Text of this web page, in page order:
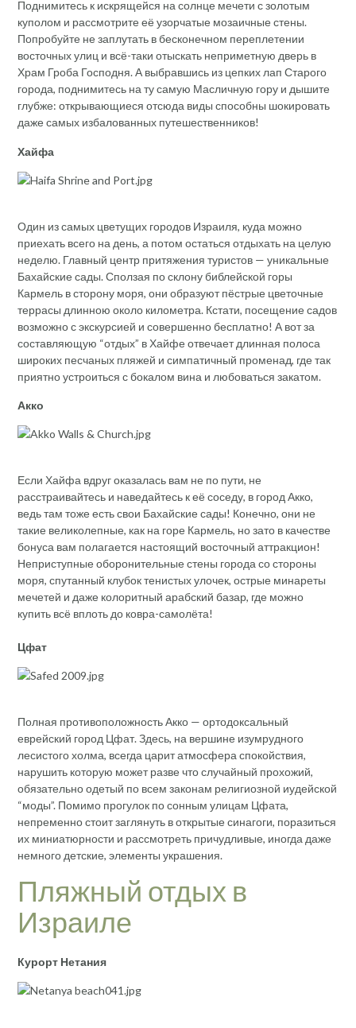
Поднимитесь к искрящейся на солнце мечети с золотым
куполом и рассмотрите её узорчатые мозаичные стены.
Попробуйте не заплутать в бесконечном переплетении
восточных улиц и всё-таки отыскать неприметную дверь в
Храм Гроба Господня. А выбравшись из цепких лап Старого
города, поднимитесь на ту самую Масличную гору и дышите
глубже: открывающиеся отсюда виды способны шокировать
даже самых избалованных путешественников!
Хайфа
Один из самых цветущих городов Израиля, куда можно
приехать всего на день, а потом остаться отдыхать на целую
неделю. Главный центр притяжения туристов — уникальные
Бахайские сады. Сползая по склону библейской горы
Кармель в сторону моря, они образуют пёстрые цветочные
террасы длинною около километра. Кстати, посещение садов
возможно с экскурсией и совершенно бесплатно! А вот за
составляющую “отдых” в Хайфе отвечает длинная полоса
широких песчаных пляжей и симпатичный променад, где так
приятно устроиться с бокалом вина и любоваться закатом.
Акко
Если Хайфа вдруг оказалась вам не по пути, не
расстраивайтесь и наведайтесь к её соседу, в город Акко,
ведь там тоже есть свои Бахайские сады! Конечно, они не
такие великолепные, как на горе Кармель, но зато в качестве
бонуса вам полагается настоящий восточный аттракцион!
Неприступные оборонительные стены города со стороны
моря, спутанный клубок тенистых улочек, острые минареты
мечетей и даже колоритный арабский базар, где можно
купить всё вплоть до ковра-самолёта!
Цфат
Полная противоположность Акко — ортодоксальный
еврейский город Цфат. Здесь, на вершине изумрудного
лесистого холма, всегда царит атмосфера спокойствия,
нарушить которую может разве что случайный прохожий,
обязательно одетый по всем законам религиозной иудейской
“моды”. Помимо прогулок по сонным улицам Цфата,
непременно стоит заглянуть в открытые синагоги, поразиться
их миниатюрности и рассмотреть причудливые, иногда даже
немного детские, элементы украшения.
Пляжный отдых в
Израиле
Курорт Нетания